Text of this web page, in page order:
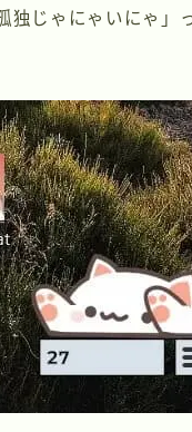
独じゃにゃいにゃ」